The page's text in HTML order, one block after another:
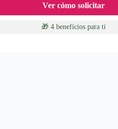
Ver cómo solicitar
🎁 4 benefícios para ti